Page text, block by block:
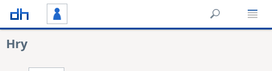
Hry